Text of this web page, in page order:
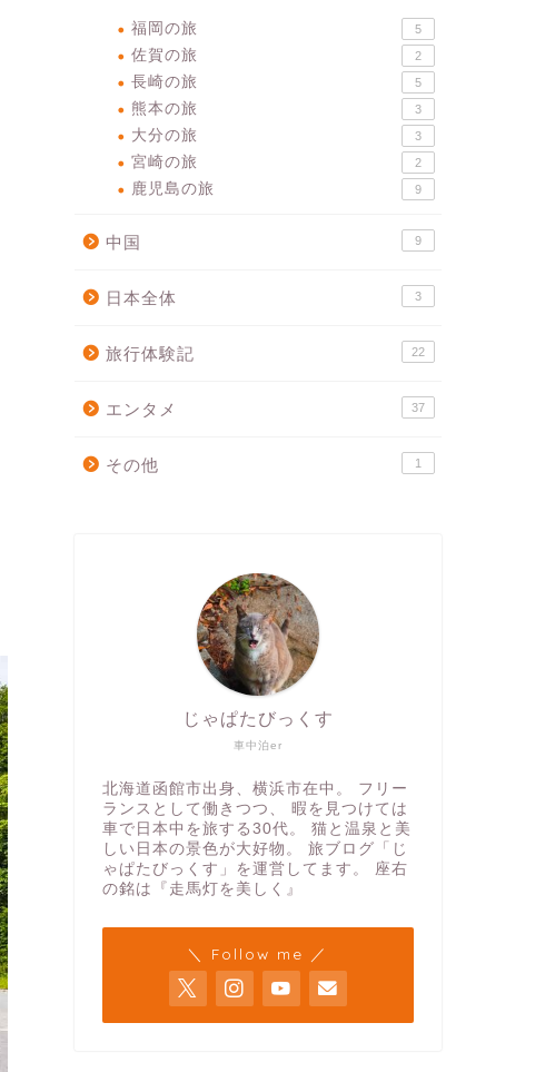
福岡の旅 5
佐賀の旅 2
長崎の旅 5
熊本の旅 3
大分の旅 3
宮崎の旅 2
鹿児島の旅 9
中国 9
日本全体 3
旅行体験記 22
エンタメ 37
その他 1
車中泊er
じゃぱたびっくす
北海道函館市出身、横浜市在中。 フリー
ランスとして働きつつ、 暇を見つけては
車で日本中を旅する30代。 猫と温泉と美
しい日本の景色が大好物。 旅ブログ「じ
ゃぱたびっくす」を運営してます。 座右
の銘は『走馬灯を美しく』
＼ Follow me ／